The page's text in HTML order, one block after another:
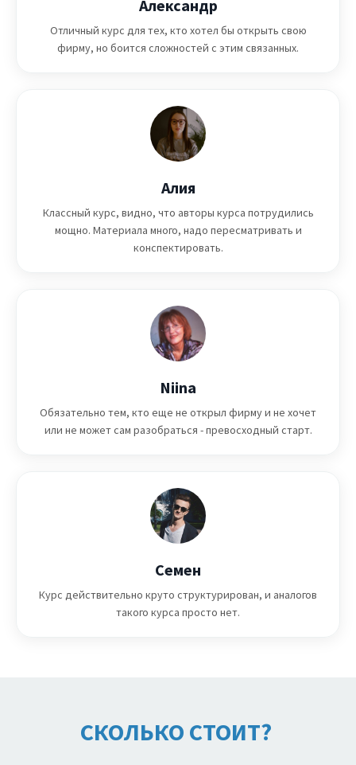
Александр
Отличный курс для тех, кто хотел бы открыть свою
фирму, но боится сложностей с этим связанных.
Алия
Классный курс, видно, что авторы курса потрудились
мощно. Материала много, надо пересматривать и
конспектировать.
Niina
Обязательно тем, кто еще не открыл фирму и не хочет
или не может сам разобраться - превосходный старт.
Семен
Курс действительно круто структурирован, и аналогов
такого курса просто нет.
СКОЛЬКО СТОИТ?